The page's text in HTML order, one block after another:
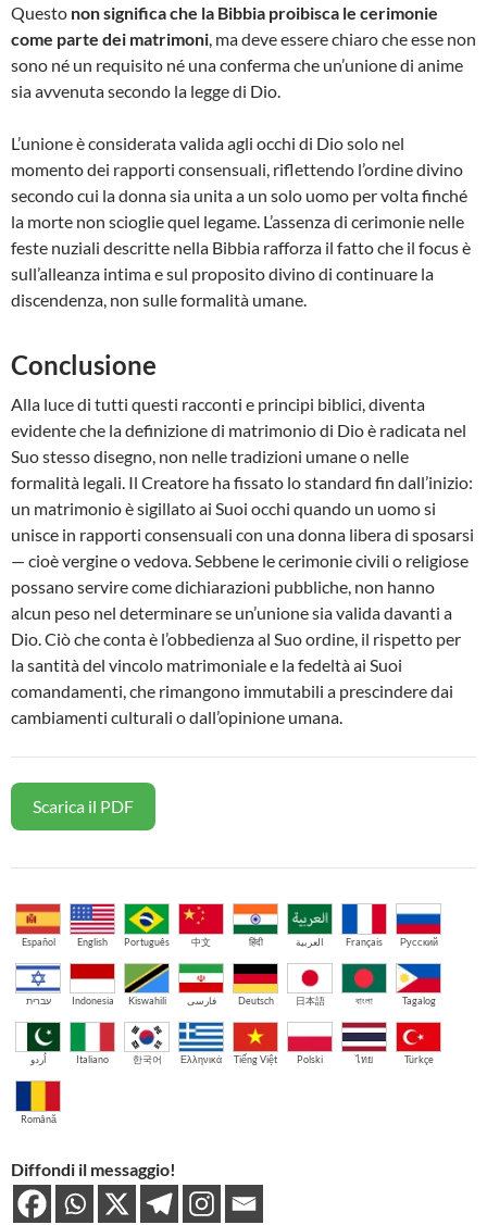
Questo non significa che la Bibbia proibisca le cerimonie
come parte dei matrimoni, ma deve essere chiaro che esse non
sono né un requisito né una conferma che un’unione di anime
sia avvenuta secondo la legge di Dio.
L’unione è considerata valida agli occhi di Dio solo nel
momento dei rapporti consensuali, riflettendo l’ordine divino
secondo cui la donna sia unita a un solo uomo per volta finché
la morte non scioglie quel legame. L’assenza di cerimonie nelle
feste nuziali descritte nella Bibbia rafforza il fatto che il focus è
sull’alleanza intima e sul proposito divino di continuare la
discendenza, non sulle formalità umane.
Conclusione
Alla luce di tutti questi racconti e principi biblici, diventa
evidente che la definizione di matrimonio di Dio è radicata nel
Suo stesso disegno, non nelle tradizioni umane o nelle
formalità legali. Il Creatore ha fissato lo standard fin dall’inizio:
un matrimonio è sigillato ai Suoi occhi quando un uomo si
unisce in rapporti consensuali con una donna libera di sposarsi
— cioè vergine o vedova. Sebbene le cerimonie civili o religiose
possano servire come dichiarazioni pubbliche, non hanno
alcun peso nel determinare se un’unione sia valida davanti a
Dio. Ciò che conta è l’obbedienza al Suo ordine, il rispetto per
la santità del vincolo matrimoniale e la fedeltà ai Suoi
comandamenti, che rimangono immutabili a prescindere dai
cambiamenti culturali o dall’opinione umana.
Scarica il PDF
Español English Português 中文 हिंदी العربية Français Русский
עברית Indonesia Kiswahili فارسی Deutsch 日本語 বাংলা Tagalog
اُردو Italiano 한국어 Ελληνικά Tiếng Việt Polski ไทย Türkçe
Română
Diffondi il messaggio!